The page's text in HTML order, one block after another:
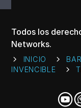
Todos los
Networks.
INICIO
INVENCIBLE